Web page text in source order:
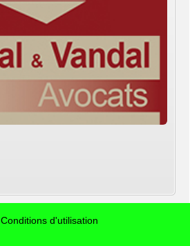
Conditions d'utilisation